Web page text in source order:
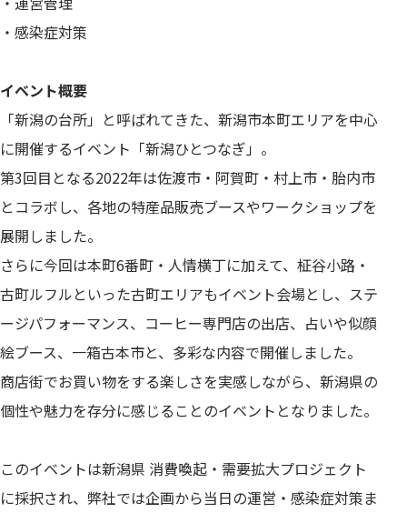
・感染症対策
イベント概要
「新潟の台所」と呼ばれてきた、新潟市本町エリアを中心
に開催するイベント「新潟ひとつなぎ」。
第3回目となる2022年は佐渡市・阿賀町・村上市・胎内市
とコラボし、各地の特産品販売ブースやワークショップを
展開しました。
さらに今回は本町6番町・人情横丁に加えて、柾谷小路・
古町ルフルといった古町エリアもイベント会場とし、ステ
ージパフォーマンス、コーヒー専門店の出店、占いや似顔
絵ブース、一箱古本市と、多彩な内容で開催しました。
商店街でお買い物をする楽しさを実感しながら、新潟県の
個性や魅力を存分に感じることのイベントとなりました。
このイベントは新潟県 消費喚起・需要拡大プロジェクト
に採択され、弊社では企画から当日の運営・感染症対策ま